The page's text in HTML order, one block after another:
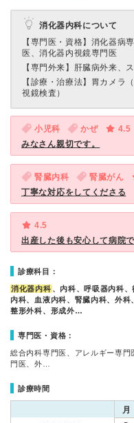
消化器内科について
【専門医・資格】 消化器病
医、消化器内視鏡専門医
【専門外来】 肝臓病外来、
【診療・治療法】 胃カメラ
視鏡検査）
小児科 かぜ
4.5
みなさん親切です。
腎臓内科 腎臓がん
丁寧な対応をしてくださる
4.5
出産した後も安心して病院
診療科目：
消化器内科 、内科、呼吸器内科
内科、血液内科、腎臓内科、外科
整形外科、形成外…
専門医・資格：
総合内科専門医、アレルギー専
門医、外…
診療時間
月